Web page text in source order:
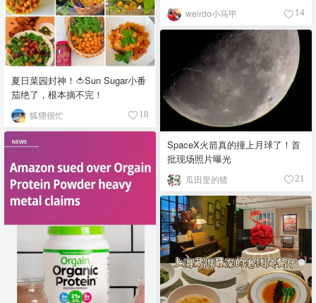
weirdo小马甲 14
夏日菜园封神！🍅Sun Sugar小番
茄绝了，根本摘不完！
狐狸很忙 18
SpaceX火箭真的撞上月球了！首
批现场照片曝光
瓜田里的猹 21